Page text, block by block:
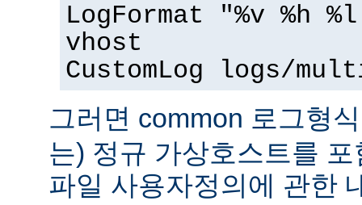
LogFormat "%v %h
vhost
CustomLog logs/
그러면 common 로그형
는) 정규 가상호스트를
파일 사용자정의에 관한